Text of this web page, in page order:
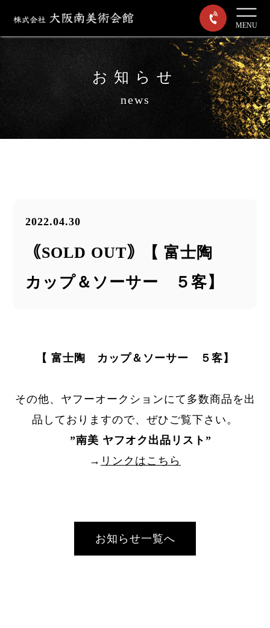
MENU
お知らせ
news
2022.04.30
｟SOLD OUT｠【 富士陶
カップ＆ソーサー ５客】
【 富士陶 カップ＆ソーサー ５客】
その他、ヤフーオークションにて多数商品を出
品しておりますので、ぜひご覧下さい。
”南美 ヤフオク出品リスト ”
→ リンクはこちら
お知らせ一覧へ